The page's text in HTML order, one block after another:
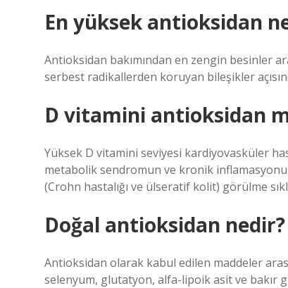
En yüksek antioksidan
Antioksidan bakımından en zengin besinler
serbest radikallerden koruyan bileşikler
D vitamini antioksidan
Yüksek D vitamini seviyesi kardiyovasküler
metabolik sendromun ve kronik
(Crohn hastalığı ve ülseratif kolit) görülme
Doğal antioksidan nedir?
Antioksidan olarak kabul edilen maddeler
selenyum, glutatyon, alfa-lipoik asit ve bakır